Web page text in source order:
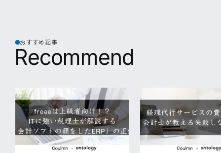
おすすめ記事
Recommend